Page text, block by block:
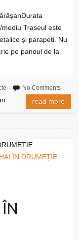
Traseul este
și parapeți. Nu
pe panoul de la
No Comments
read more